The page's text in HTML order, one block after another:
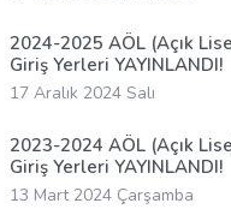
2024-2025 AÖL (Açık
Giriş Yerleri YAYINLANDI!
17 Aralık 2024 Salı
2023-2024 AÖL (Açık
Giriş Yerleri YAYINLANDI!
13 Mart 2024 Çarşamba